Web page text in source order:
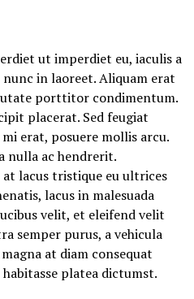
ut imperdiet eu, iaculis a
nunc in laoreet. Aliquam erat
porttitor condimentum.
placerat. Sed feugiat
erat, posuere mollis arcu.
nulla ac hendrerit.
lacus tristique eu ultrices
lacus in malesuada
velit, et eleifend velit
semper purus, a vehicula
at diam consequat
platea dictumst.